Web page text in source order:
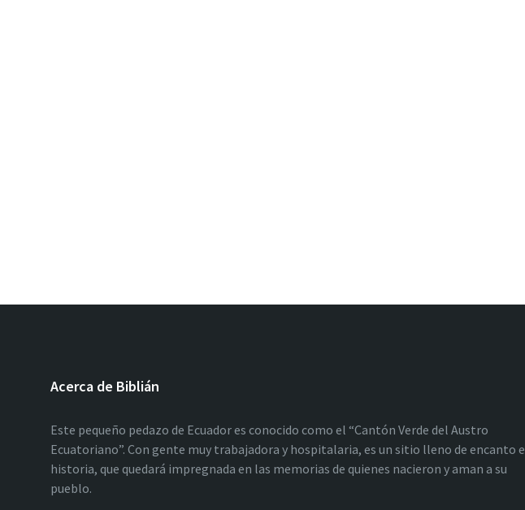
Acerca de Biblián
Este pequeño pedazo de Ecuador es conocido como el “Cantón Verde del Austro
Ecuatoriano”. Con gente muy trabajadora y hospitalaria, es un sitio lleno de encanto e
historia, que quedará impregnada en las memorias de quienes nacieron y aman a su
pueblo.